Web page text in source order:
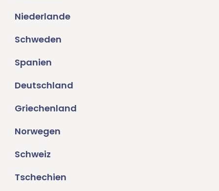
Niederlande
Schweden
Spanien
Deutschland
Griechenland
Norwegen
Schweiz
Tschechien